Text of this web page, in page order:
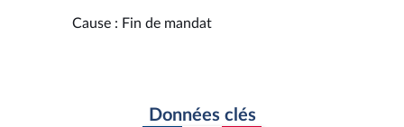
Cause : Fin de mandat
Données clés